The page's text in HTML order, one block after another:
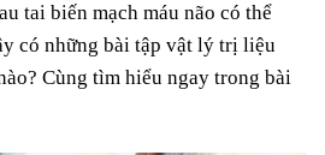
tai biến mạch máu não có thể
có những bài tập vật lý trị liệu
Cùng tìm hiểu ngay trong bài